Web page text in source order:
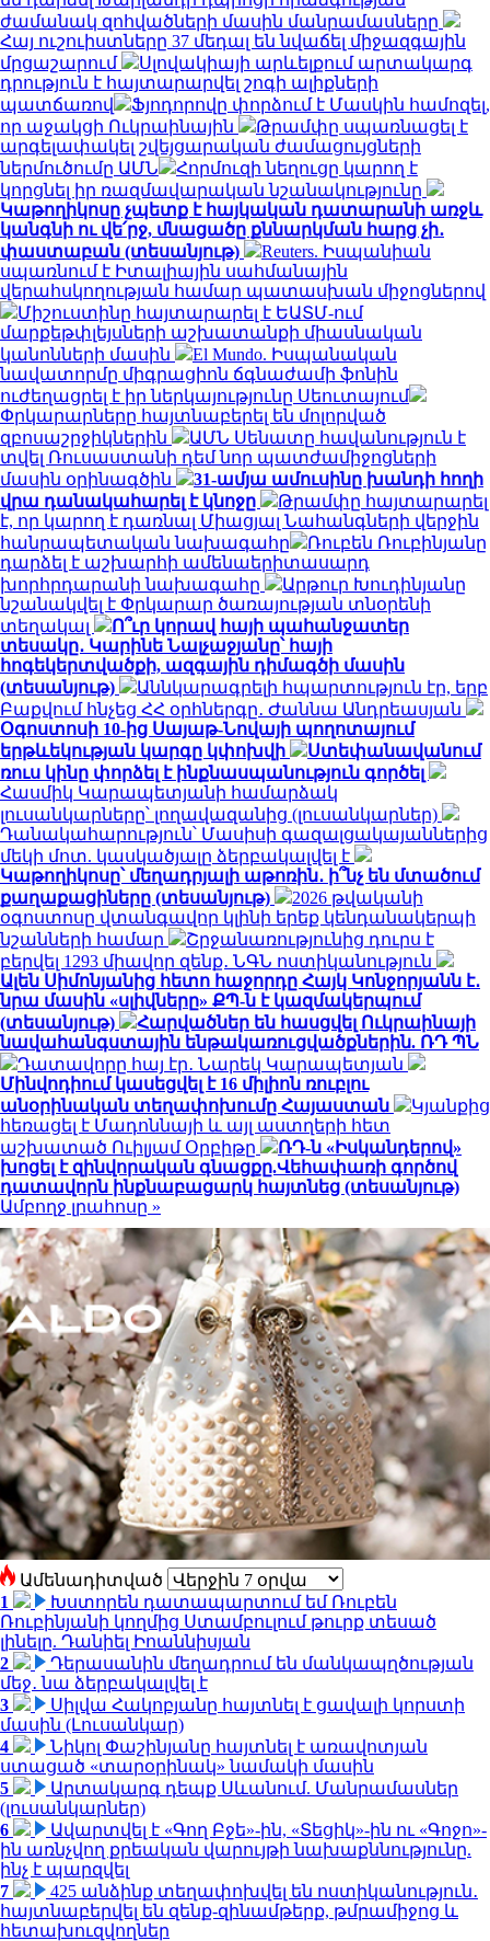
ժամանակ զոհվածների մասին մանրամասները
Հայ ուշուիստները 37 մեդալ են նվաճել միջազգային
մրցաշարում
Սլովակիայի արևելքում արտակարգ
դրություն է հայտարարվել շոգի ալիքների
պատճառով
Ֆյոդորովը փորձում է Մասկին համոզել,
որ աջակցի Ուկրաինային
Թրամփը սպառնացել է
արգելափակել շվեյցարական ժամացույցների
ներմուծումը ԱՄՆ
Հորմուզի նեղուցը կարող է
կորցնել իր ռազմավարական նշանակությունը
Կաթողիկոսը չպետք է հայկական դատարանի առջև
կանգնի ու վե՛րջ, մնացածը քննարկման հարց չի․
փաստաբան (տեսանյութ)
Reuters. Իսպանիան
սպառնում է Իտալիային սահմանային
վերահսկողության համար պատասխան միջոցներով
Միշուստինը հայտարարել է ԵԱՏՄ-ում
մարքեթփլեյսների աշխատանքի միասնական
կանոնների մասին
El Mundo. Իսպանական
նավատորմը միգրացիոն ճգնաժամի ֆոնին
ուժեղացրել է իր ներկայությունը Սեուտայում
Փրկարարները հայտնաբերել են մոլորված
զբոսաշրջիկներին
ԱՄՆ Սենատը հավանություն է
տվել Ռուսաստանի դեմ նոր պատժամիջոցների
մասին օրինագծին
31-ամյա ամուսինը խանդի հողի
վրա դանակահարել է կնոջը
Թրամփը հայտարարել
է, որ կարող է դառնալ Միացյալ Նահանգների վերջին
հանրապետական ​​նախագահը
Ռուբեն Ռուբինյանը
դարձել է աշխարհի ամենաերիտասարդ
խորհրդարանի նախագահը
Արթուր Խուդինյանը
նշանակվել է Փրկարար ծառայության տնօրենի
տեղակալ
Ո՞ւր կորավ հայի պահանջատեր
տեսակը․ Կարինե Նալչաջյանը՝ հայի
հոգեկերտվածքի, ազգային դիմագծի մասին
(տեսանյութ)
Աննկարագրելի հպարտություն էր, երբ
Բաքվում հնչեց ՀՀ օրհներգը․ Ժաննա Անդրեասյան
Օգոստոսի 10-ից Սայաթ-Նովայի պողոտայում
երթևեկության կարգը կփոխվի
Ստեփանավանում
ռուս կինը փորձել է ինքնասպանություն գործել
Հասմիկ Կարապետյանի համարձակ
լուսանկարները՝ լողավազանից (լուսանկարներ)
Դանակահարություն՝ Մասիսի գազալցակայաններից
մեկի մոտ. կասկածյալը ձերբակալվել է
Կաթողիկոսը՝ մեղադրյալի աթոռին․ ի՞նչ են մտածում
քաղաքացիները (տեսանյութ)
2026 թվականի
օգոստոսը վտանգավոր կլինի երեք կենդանակերպի
նշանների համար
Շրջանառությունից դուրս է
բերվել 1293 միավոր զենք․ ՆԳՆ ոստիկանություն
Ալեն Սիմոնյանից հետո հաջորդը Հայկ Կոնջորյանն է․
նրա մասին «սլիվները» ՔՊ-ն է կազմակերպում
(տեսանյութ)
Հարվածներ են հասցվել Ուկրաինայի
նավահանգստային ենթակառուցվածքներին. ՌԴ ՊՆ
Դատավորը հայ էր․ Նարեկ Կարապետյան
Մինվոդիում կասեցվել է 16 միլիոն ռուբլու
անօրինական տեղափոխումը Հայաստան
Կյանքից
հեռացել է Մադոննայի և այլ աստղերի հետ
աշխատած Ուիլյամ Օրբիթը
ՌԴ-ն «Իսկանդերով»
խոցել է զինվորական գնացքը.Վեհափառի գործով
դատավորն ինքնաբացարկ հայտնեց (տեսանյութ)
Ամբողջ լրահոսը »
Ամենադիտված
1
Խստորեն դատապարտում եմ Ռուբեն
Ռուբինյանի կողմից Ստամբուլում թուրք տեսած
լինելը. Դանիել Իոաննիսյան
2
Դերասանին մեղադրում են մանկապղծության
մեջ․ նա ձերբակալվել է
3
Սիլվա Հակոբյանը հայտնել է ցավալի կորստի
մասին (Լուսանկար)
4
Նիկոլ Փաշինյանը հայտնել է առավոտյան
ստացած «տարօրինակ» նամակի մասին
5
Արտակարգ դեպք Սևանում. Մանրամասներ
(լուսանկարներ)
6
Ավարտվել է «Գող Բջե»-ին, «Տեցիկ»-ին ու «Գոջո»-
ին առնչվող քրեական վարույթի նախաքննությունը.
ինչ է պարզվել
7
425 անձինք տեղափոխվել են ոստիկանություն․
հայտնաբերվել են զենք-զինամթերք, թմրամիջոց և
հետախուզվողներ